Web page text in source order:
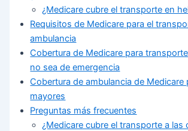
¿Medicare cubre el transporte en
Requisitos de Medicare para el
ambulancia
Cobertura de Medicare para
no sea de emergencia
Cobertura de ambulancia de Medicare
mayores
Preguntas más frecuentes
¿Medicare cubre el transporte a las